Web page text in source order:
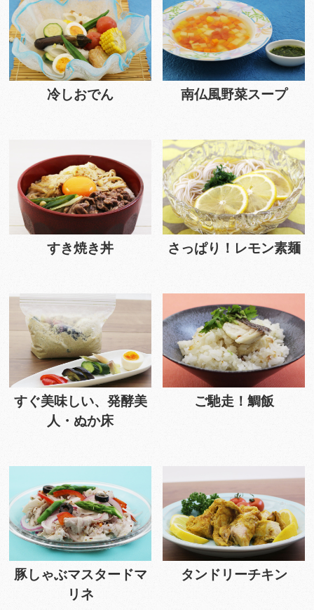
冷しおでん 南仏風野菜スープ
すき焼き丼 さっぱり！レモン素麺
すぐ美味しい、発酵美
人・ぬか床
ご馳走！鯛飯
豚しゃぶマスタードマ
リネ
タンドリーチキン